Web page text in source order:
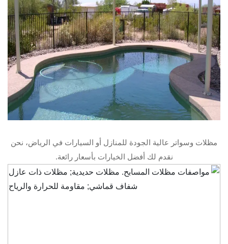
مظلات وسواتر عالية الجودة للمنازل أو السيارات في الرياض، نحن
نقدم لك أفضل الخيارات بأسعار رائعة.